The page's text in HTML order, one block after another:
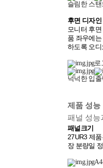
슬림한 스
후면 디자인
모니터 후
품 좌우에
하도록 오
로
넉넉한 입출
제품 성능
패널 성능
패널크기
27UR3 제
장 분량일